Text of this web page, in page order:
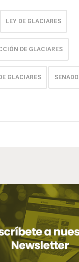
LEY DE GLACIARES
DE GLACIARES
GLACIARES SENADO